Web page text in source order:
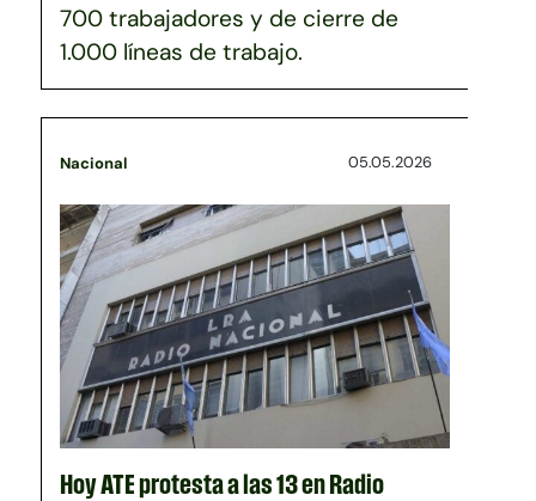
700 trabajadores y de cierre de
1.000 líneas de trabajo.
Nacional 05.05.2026
Hoy ATE protesta a las 13 en Radio